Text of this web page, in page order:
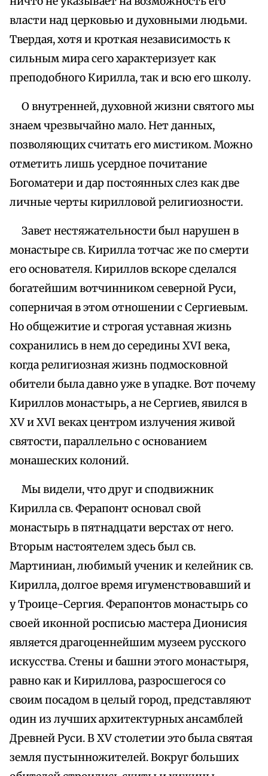
власти над церковью и духовными людьми.
Твердая, хотя и кроткая независимость к
сильным мира сего характеризует как
преподобного Кирилла, так и всю его школу.
О внутренней, духовной жизни святого мы
знаем чрезвычайно мало. Нет данных,
позволяющих считать его мистиком. Можно
отметить лишь усердное почитание
Богоматери и дар постоянных слез как две
личные черты кирилловой религиозности.
Завет нестяжательности был нарушен в
монастыре св. Кирилла тотчас же по смерти
его основателя. Кириллов вскоре сделался
богатейшим вотчинником северной Руси,
соперничая в этом отношении с Сергиевым.
Но общежитие и строгая уставная жизнь
сохранились в нем до середины XVI века,
когда религиозная жизнь подмосковной
обители была давно уже в упадке. Вот почему
Кириллов монастырь, а не Сергиев, явился в
XV и XVI веках центром излучения живой
святости, параллельно с основанием
монашеских колоний.
Мы видели, что друг и сподвижник
Кирилла св. Ферапонт основал свой
монастырь в пятнадцати верстах от него.
Вторым настоятелем здесь был св.
Мартиниан, любимый ученик и келейник св.
Кирилла, долгое время игуменствовавший и
у Троице-Сергия. Ферапонтов монастырь со
своей иконной росписью мастера Дионисия
является драгоценнейшим музеем русского
искусства. Стены и башни этого монастыря,
равно как и Кириллова, разросшегося со
своим посадом в целый город, представляют
один из лучших архитектурных ансамблей
Древней Руси. В XV столетии это была святая
земля пустынножителей. Вокруг больших